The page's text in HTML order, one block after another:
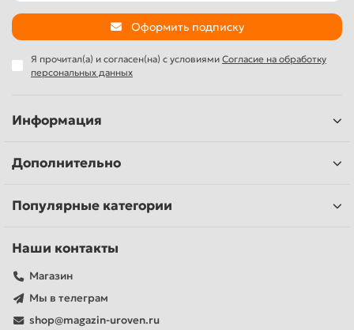
Оформить подписку
Я прочитал(а) и согласен(на) с условиями Согласие на обработку
персональных данных
Информация
Дополнительно
Популярные категории
Наши контакты
Магазин
Мы в телеграм
shop@magazin-uroven.ru